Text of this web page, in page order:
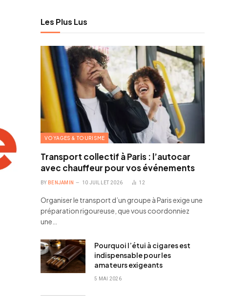
Les Plus Lus
VOYAGES & TOURISME
Transport collectif à Paris : l’autocar
avec chauffeur pour vos événements
BY BENJAMIN 10 JUILLET 2026 12
Organiser le transport d’un groupe à Paris exige une
préparation rigoureuse, que vous coordonniez
une…
Pourquoi l’étui à cigares est
indispensable pour les
amateurs exigeants
5 MAI 2026